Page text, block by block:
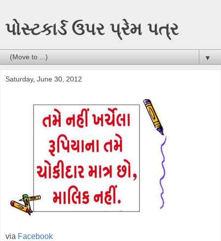
પોસ્ટકાર્ડ ઉપર પ્રેમ પત્ર
▼
Saturday, June 30, 2012
via Facebook